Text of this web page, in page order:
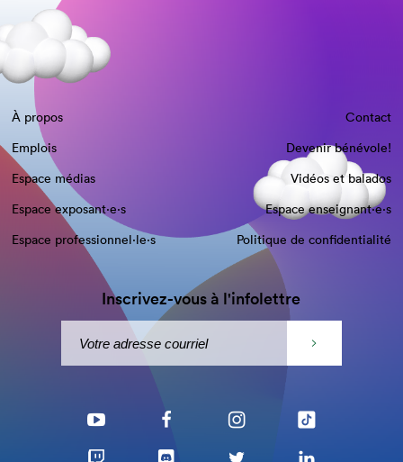
À propos
Contact
Emplois
Devenir bénévole!
Espace médias
Vidéos et balados
Espace exposant·e⋅s
Espace enseignant·e⋅s
Espace professionnel·le⋅s
Politique de confidentialité
Inscrivez-vous à l'infolettre